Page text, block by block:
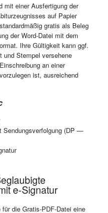
mit einer Ausfertigung der
auf Papier
standardmäßig gratis als Beleg
der Word-Datei mit dem
Ihre Gültigkeit kann ggf.
und Stempel versehene
an einer
ist, ausreichend
Sendungsverfolgung (DP —
e-Signatur
die Gratis-PDF-Datei eine